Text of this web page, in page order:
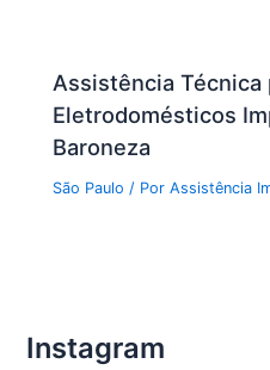
Assistência Técnica
Eletrodomésticos
Baroneza
São Paulo / PorAssistência
Instagram